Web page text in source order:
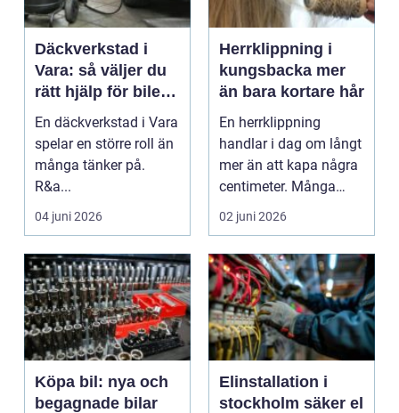
Däckverkstad i
Vara: så väljer du
rätt hjälp för bilen
och företaget
En däckverkstad i Vara
spelar en större roll än
många tänker på.
R&a...
04 juni 2026
Herrklippning i
kungsbacka mer
än bara kortare hår
En herrklippning
handlar i dag om långt
mer än att kapa några
centimeter. Många
män vill ha en frisy...
02 juni 2026
Köpa bil: nya och
begagnade bilar
Elinstallation i
stockholm säker el